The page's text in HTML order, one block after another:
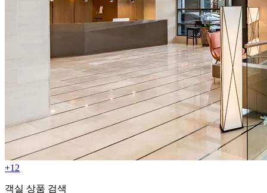
+12
객실 상품 검색